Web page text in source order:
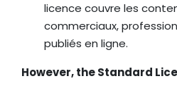
licence couvre les
commerciaux,
publiés en ligne.
However, the Standard